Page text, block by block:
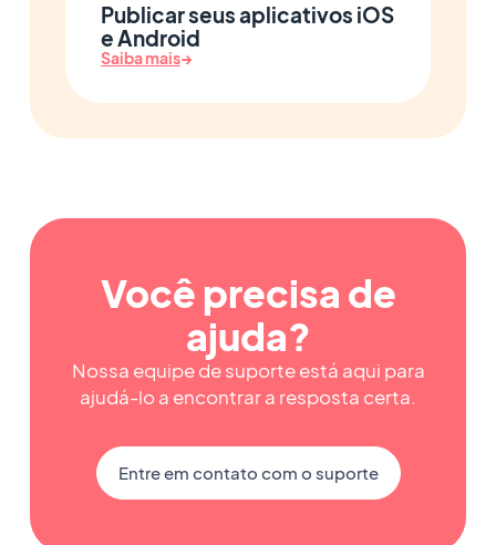
Publicar seus aplicativos iOS
e Android
Saiba mais→
Você precisa de
ajuda?
Nossa equipe de suporte está aqui para
ajudá-lo a encontrar a resposta certa.
Entre em contato com o suporte